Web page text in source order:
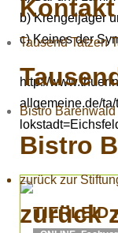
Kontakt
Tausend Tatzen
Bistro Bärenwald
Bistro
zurück zur
zurück
b) Krengeljäger
c) Keines der
http://
allgemeine.de/
TIERLEID